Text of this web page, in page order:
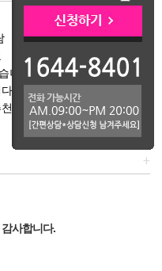
니다 ㅎㅎ
해 주셔서 감사합니다
+
사합니다.